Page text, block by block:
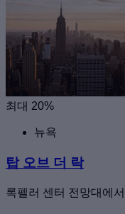
최대 20%
뉴욕
탑 오브 더 락
록펠러 센터 전망대에